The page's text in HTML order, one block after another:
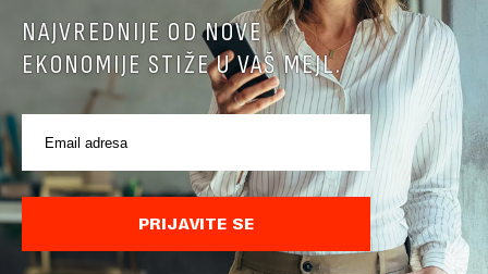
Zaštita od klimatskih promena Srbiju bi koštala 27
milijardi evra do 2033. godine
Vlada Srbije usvojila je Strategiju zaštite životne sredine, u
kojoj se procenjuje da zaštita od posledica klimatskih promena,
poput aktuelnog toplotnog talasa i niskog vodostaja rečnih
slivova, zahteva inve...
NAJVREDNIJE OD NOVE
EKONOMIJE STIŽE U VAŠ MEJL.
PRIJAVITE SE